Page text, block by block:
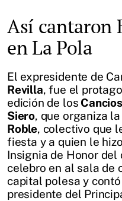
Así cantaron
en La Pola
El expresidente de
Revilla, fue el
edición de los
Siero, que organiza
Roble, colectivo que
fiesta y a quien le
Insignia de Honor del
celebro en al sala de
capital polesa y
presidente del